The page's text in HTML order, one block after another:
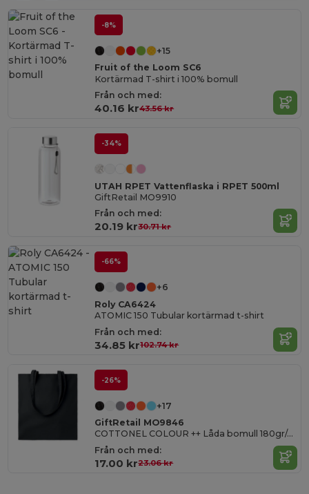
-8%
+15
Fruit of the Loom SC6
Kortärmad T-shirt i 100% bomull
Från och med:
40.16 kr43.56 kr
-34%
UTAH RPET Vattenflaska i RPET 500ml
GiftRetail MO9910
Från och med:
20.19 kr30.71 kr
-66%
+6
Roly CA6424
ATOMIC 150 Tubular kortärmad t-shirt
Från och med:
34.85 kr102.74 kr
-26%
+17
GiftRetail MO9846
COTTONEL COLOUR ++ Låda bomull 180gr/m2
Från och med:
17.00 kr23.06 kr